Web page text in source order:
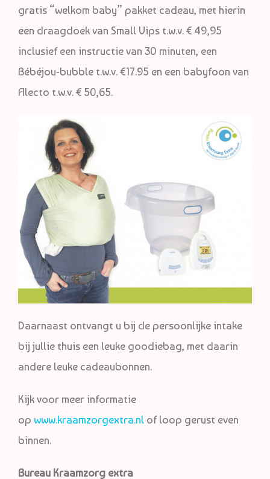
gratis “welkom baby” pakket cadeau, met hierin
een draagdoek van Small Vips t.w.v. € 49,95
inclusief een instructie van 30 minuten, een
Bébéjou-bubble t.w.v. €17.95 en een babyfoon van
Alecto t.w.v. € 50,65.
Daarnaast ontvangt u bij de persoonlijke intake
bij jullie thuis een leuke goodiebag, met daarin
andere leuke cadeaubonnen.
Kijk voor meer informatie
op www.kraamzorgextra.nl of loop gerust even
binnen.
Bureau Kraamzorg extra